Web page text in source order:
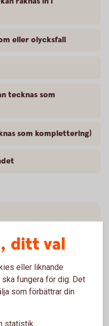
eller olycksfall
tecknas som
som komplettering)
ditt val
eller liknande
fungera för dig. Det
som förbättrar din
statistik